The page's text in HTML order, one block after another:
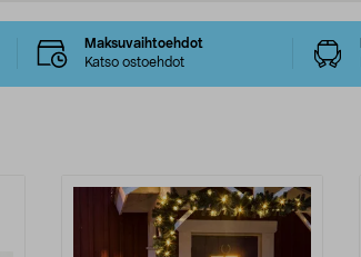
Maksuvaihtoehdot
Katso ostoehdot